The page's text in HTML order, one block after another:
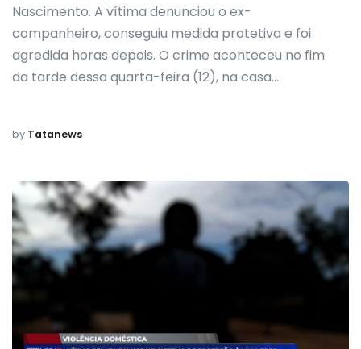
Nascimento. A vítima denunciou o ex-
companheiro, conseguiu medida protetiva e foi
agredida horas depois. O crime aconteceu no fim
da tarde dessa quarta-feira (12), na casa…
by Tatanews